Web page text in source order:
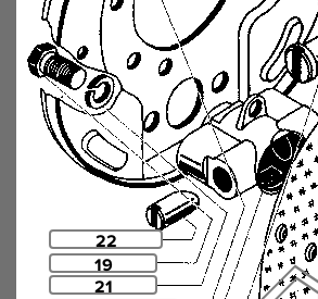
19
21
22